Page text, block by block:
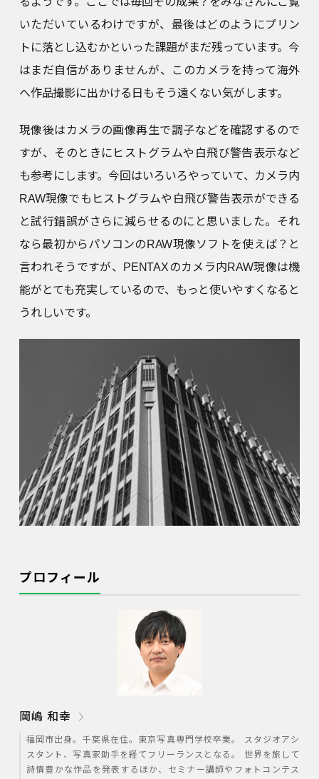
いただいているわけですが、最後はどのようにプリン
トに落とし込むかといった課題がまだ残っています。今
はまだ自信がありませんが、このカメラを持って海外
へ作品撮影に出かける日もそう遠くない気がします。
現像後はカメラの画像再生で調子などを確認するので
すが、そのときにヒストグラムや白飛び警告表示など
も参考にします。今回はいろいろやっていて、カメラ内
RAW現像でもヒストグラムや白飛び警告表示ができる
と試行錯誤がさらに減らせるのにと思いました。それ
なら最初からパソコンのRAW現像ソフトを使えば？と
言われそうですが、PENTAXのカメラ内RAW現像は機
能がとても充実しているので、もっと使いやすくなると
うれしいです。
プロフィール
岡嶋 和幸
福岡市出身。千葉県在住。東京写真専門学校卒業。 スタジオアシ
スタント、写真家助手を経てフリーランスとなる。 世界を旅して
詩情豊かな作品を発表するほか、セミナー講師やフォトコンテス